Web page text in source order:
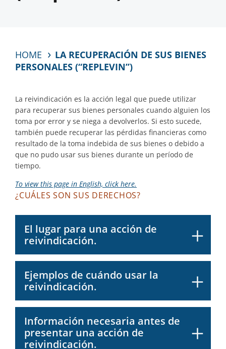
HOME
LA RECUPERACIÓN DE SUS BIENES
PERSONALES (“REPLEVIN”)
La reivindicación es la acción legal que puede utilizar
para recuperar sus bienes personales cuando alguien los
toma por error y se niega a devolverlos. Si esto sucede,
también puede recuperar las pérdidas financieras como
resultado de la toma indebida de sus bienes o debido a
que no pudo usar sus bienes durante un período de
tiempo.
To view this page in English, click here.
¿CUÁLES SON SUS DERECHOS?
El lugar para una acción de
reivindicación.
Ejemplos de cuándo usar la
reivindicación.
Información necesaria antes de
presentar una acción de
reivindicación.